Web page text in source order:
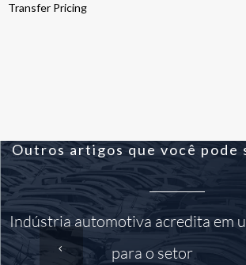
Transfer Pricing
Outros artigos que você pode
Indústria automotiva acredita em
para o setor